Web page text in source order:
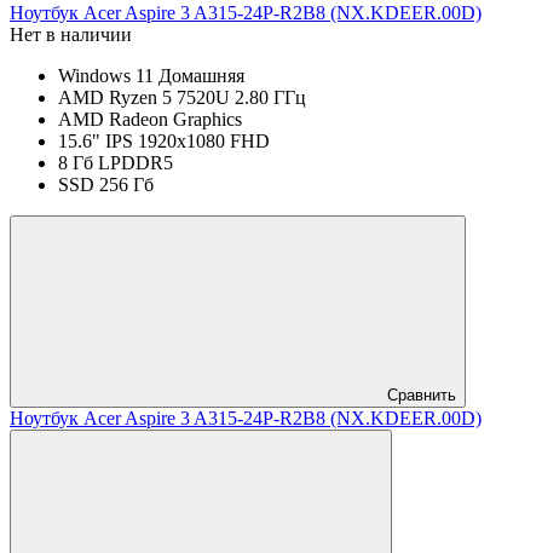
Ноутбук Acer Aspire 3 A315-24P-R2B8 (NX.KDEER.00D)
Нет в наличии
Windows 11 Домашняя
AMD Ryzen 5 7520U 2.80 ГГц
AMD Radeon Graphics
15.6" IPS 1920x1080 FHD
8 Гб LPDDR5
SSD 256 Гб
Сравнить
Ноутбук Acer Aspire 3 A315-24P-R2B8 (NX.KDEER.00D)